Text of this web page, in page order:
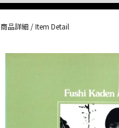
商品詳細 / Item Detail